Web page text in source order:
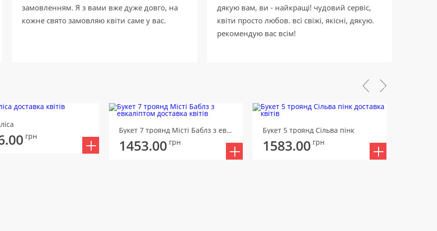
замовленням. Я з вами вже дуже довго, на
кожне свято замовляю квіти саме у вас.
дякую вам, ви - найкращі! чудовий сервіс,
квіти просто любов. всі свіжі, якісні, дякую.
рекомендую вас всім!
грн
Букет 7 троянд Місті Баблз з евкаліптом
1453.00 грн
Букет 5 троянд Сільва пінк
1583.00 грн